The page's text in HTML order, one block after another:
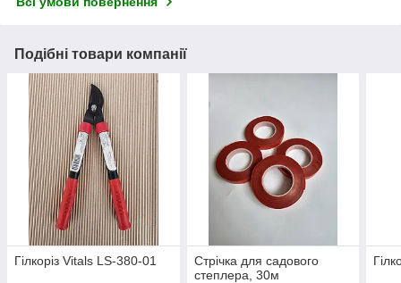
Подібні товари компанії
Гілкоріз Vitals LS-380-01
Стрічка для садового
степлера, 30м